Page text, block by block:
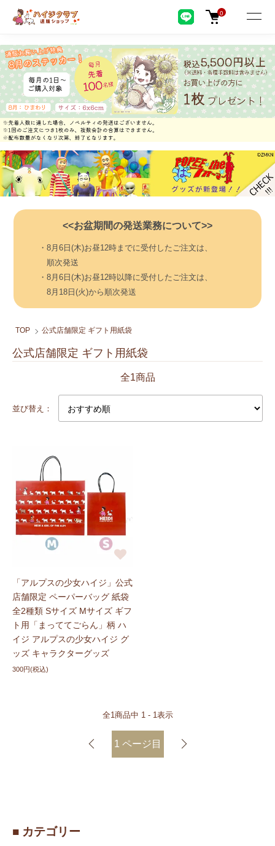
0
<<お盆期間の発送業務について>>
・8月6日(木)お昼12時までに受付したご注文は、
順次発送
・8月6日(木)お昼12時以降に受付したご注文は、
8月18日(火)から順次発送
TOP 公式店舗限定 ギフト用紙袋
公式店舗限定 ギフト用紙袋
全1商品
並び替え：
「アルプスの少女ハイジ」公式
店舗限定 ペーパーバッグ 紙袋
全2種類 Sサイズ Mサイズ ギフ
ト用「まっててごらん」柄 ハ
イジ アルプスの少女ハイジ グ
ッズ キャラクターグッズ
300円(税込)
全1商品中 1 - 1表示
1 ページ目
■ カテゴリー